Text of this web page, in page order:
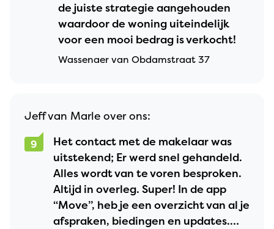
de juiste strategie aangehouden
waardoor de woning uiteindelijk
voor een mooi bedrag is verkocht!
Wassenaer van Obdamstraat 37
Jeff van Marle over ons:
9
Het contact met de makelaar was
uitstekend; Er werd snel gehandeld.
Alles wordt van te voren besproken.
Altijd in overleg. Super! In de app
“Move”, heb je een overzicht van al je
afspraken, biedingen en updates.